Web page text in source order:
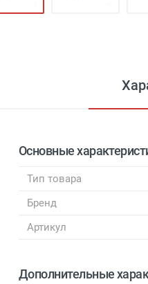
Основные
Тип товара
Бренд
Артикул
Дополнительные